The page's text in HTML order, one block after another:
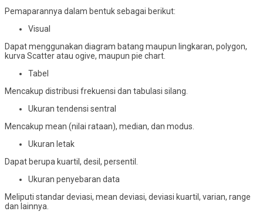
Pemaparannya dalam bentuk sebagai berikut:
Visual
Dapat menggunakan diagram batang maupun lingkaran, polygon,
kurva Scatter atau ogive, maupun pie chart.
Tabel
Mencakup distribusi frekuensi dan tabulasi silang.
Ukuran tendensi sentral
Mencakup mean (nilai rataan), median, dan modus.
Ukuran letak
Dapat berupa kuartil, desil, persentil.
Ukuran penyebaran data
Meliputi standar deviasi, mean deviasi, deviasi kuartil, varian, range
dan lainnya.